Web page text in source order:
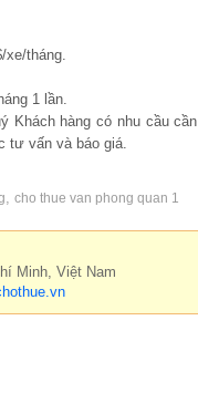
tháng.
1 lần.
hàng có nhu cầu
tư vấn và báo giá.
cho thue van phong quan 1
Minh, Việt Nam